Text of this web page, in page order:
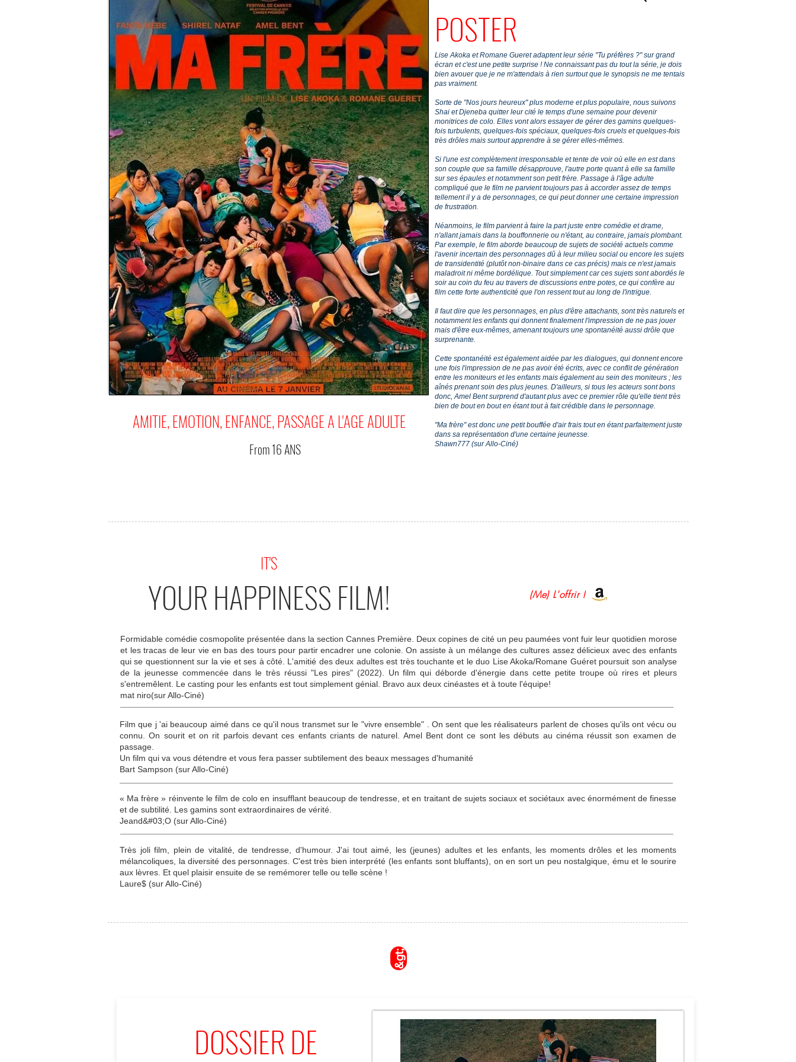
AMITIE, EMOTION, ENFANCE, PASSAGE A L'AGE ADULTE
From16 ANS
POSTER
Lise Akoka et Romane Gueret adaptent leur série "Tu préfères ?" sur grand
écran et c'est une petite surprise ! Ne connaissant pas du tout la série, je dois
bien avouer que je ne m'attendais à rien surtout que le synopsis ne me tentais
pas vraiment.
Sorte de "Nos jours heureux" plus moderne et plus populaire, nous suivons
Shai et Djeneba quitter leur cité le temps d'une semaine pour devenir
monitrices de colo. Elles vont alors essayer de gérer des gamins quelques-
fois turbulents, quelques-fois spéciaux, quelques-fois cruels et quelques-fois
très drôles mais surtout apprendre à se gérer elles-mêmes.
Si l'une est complètement irresponsable et tente de voir où elle en est dans
son couple que sa famille désapprouve, l'autre porte quant à elle sa famille
sur ses épaules et notamment son petit frère. Passage à l'âge adulte
compliqué que le film ne parvient toujours pas à accorder assez de temps
tellement il y a de personnages, ce qui peut donner une certaine impression
de frustration.
Néanmoins, le film parvient à faire la part juste entre comédie et drame,
n'allant jamais dans la bouffonnerie ou n'étant, au contraire, jamais plombant.
Par exemple, le film aborde beaucoup de sujets de société actuels comme
l'avenir incertain des personnages dû à leur milieu social ou encore les sujets
de transidentité (plutôt non-binaire dans ce cas précis) mais ce n'est jamais
maladroit ni même bordélique. Tout simplement car ces sujets sont abordés le
soir au coin du feu au travers de discussions entre potes, ce qui confère au
film cette forte authenticité que l'on ressent tout au long de l'intrigue.
Il faut dire que les personnages, en plus d'être attachants, sont très naturels et
notamment les enfants qui donnent finalement l'impression de ne pas jouer
mais d'être eux-mêmes, amenant toujours une spontanéité aussi drôle que
surprenante.
Cette spontanéité est également aidée par les dialogues, qui donnent encore
une fois l'impression de ne pas avoir été écrits, avec ce conflit de génération
entre les moniteurs et les enfants mais également au sein des moniteurs ; les
aînés prenant soin des plus jeunes. D'ailleurs, si tous les acteurs sont bons
donc, Amel Bent surprend d'autant plus avec ce premier rôle qu'elle tient très
bien de bout en bout en étant tout à fait crédible dans le personnage.
"Ma frère" est donc une petit bouffée d'air frais tout en étant parfaitement juste
dans sa représentation d'une certaine jeunesse.
Shawn777 (sur Allo-Ciné)
IT'S
YOUR HAPPINESS FILM! (Me) L'offrir !
Formidable comédie cosmopolite présentée dans la section Cannes Première. Deux copines de cité un peu paumées vont fuir leur quotidien morose
et les tracas de leur vie en bas des tours pour partir encadrer une colonie. On assiste à un mélange des cultures assez délicieux avec des enfants
qui se questionnent sur la vie et ses à côté. L'amitié des deux adultes est très touchante et le duo Lise Akoka/Romane Guéret poursuit son analyse
de la jeunesse commencée dans le très réussi "Les pires" (2022). Un film qui déborde d'énergie dans cette petite troupe où rires et pleurs
s'entremêlent. Le casting pour les enfants est tout simplement génial. Bravo aux deux cinéastes et à toute l'équipe!
mat niro(sur Allo-Ciné)
Film que j 'ai beaucoup aimé dans ce qu'il nous transmet sur le "vivre ensemble" . On sent que les réalisateurs parlent de choses qu'ils ont vécu ou
connu. On sourit et on rit parfois devant ces enfants criants de naturel. Amel Bent dont ce sont les débuts au cinéma réussit son examen de
passage.
Un film qui va vous détendre et vous fera passer subtilement des beaux messages d'humanité
Bart Sampson (sur Allo-Ciné)
« Ma frère » réinvente le film de colo en insufflant beaucoup de tendresse, et en traitant de sujets sociaux et sociétaux avec énormément de finesse
et de subtilité. Les gamins sont extraordinaires de vérité.
Jeand&#03;O (sur Allo-Ciné)
Très joli film, plein de vitalité, de tendresse, d'humour. J'ai tout aimé, les (jeunes) adultes et les enfants, les moments drôles et les moments
mélancoliques, la diversité des personnages. C'est très bien interprété (les enfants sont bluffants), on en sort un peu nostalgique, ému et le sourire
aux lèvres. Et quel plaisir ensuite de se remémorer telle ou telle scène !
Laure$ (sur Allo-Ciné)
&gt;
DOSSIER DE